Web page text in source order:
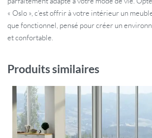
« Oslo », c’est offrir à votre intérieur un
que fonctionnel, pensé pour créer un
et confortable.
Produits similaires